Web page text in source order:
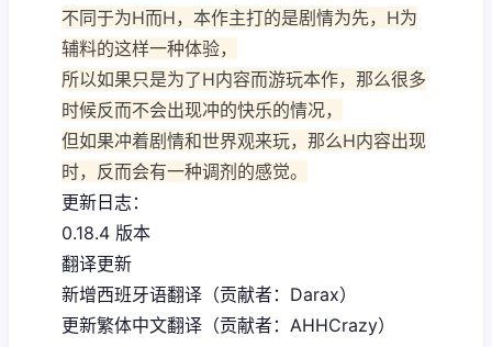
不同于为H而H，本作主打的是剧情为先，H为
辅料的这样一种体验，
所以如果只是为了H内容而游玩本作，那么很多
时候反而不会出现冲的快乐的情况，
但如果冲着剧情和世界观来玩，那么H内容出现
时，反而会有一种调剂的感觉。
更新日志：
0.18.4 版本
翻译更新
新增西班牙语翻译（贡献者：Darax）
更新繁体中文翻译（贡献者：AHHCrazy）